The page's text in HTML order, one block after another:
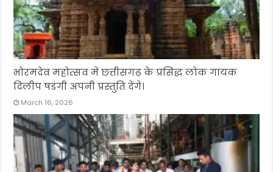
भोरमदेव महोत्सव में छत्तीसगढ़ के प्रसिद्ध लोक गायक
दिलीप षडंगी अपनी प्रस्तुति देंगे।
March 16, 2026